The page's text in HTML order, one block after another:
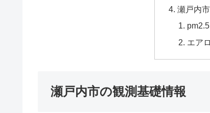
瀬戸内
pm2.5
エア
瀬戸内市の観測基礎情報